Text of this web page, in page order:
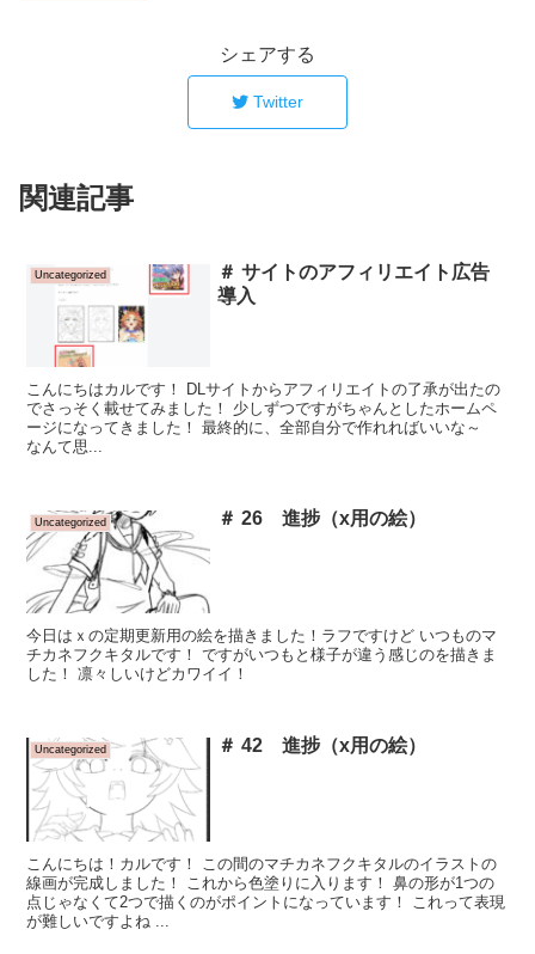
シェアする
Twitter
関連記事
Uncategorized
＃ サイトのアフィリエイト広告
導入
こんにちはカルです！ DLサイトからアフィリエイトの了承が出たの
でさっそく載せてみました！ 少しずつですがちゃんとしたホームペ
ージになってきました！ 最終的に、全部自分で作れればいいな～
なんて思...
Uncategorized ＃ 26 進捗（x用の絵）
今日はｘの定期更新用の絵を描きました！ラフですけど いつものマ
チカネフクキタルです！ ですがいつもと様子が違う感じのを描きま
した！ 凛々しいけどカワイイ！
Uncategorized ＃ 42 進捗（x用の絵）
こんにちは！カルです！ この間のマチカネフクキタルのイラストの
線画が完成しました！ これから色塗りに入ります！ 鼻の形が1つの
点じゃなくて2つで描くのがポイントになっています！ これって表現
が難しいですよね ...